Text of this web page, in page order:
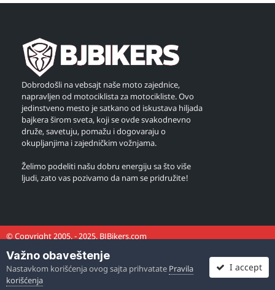
Dobrodošli na vebsajt naše moto zajednice,
napravljen od motociklista za motocikliste. Ovo
jedinstveno mesto je satkano od iskustava hiljada
bajkera širom sveta, koji se ovde svakodnevno
druže, savetuju, pomažu i dogovaraju o
okupljanjima i zajedničkim vožnjama.
Želimo podeliti našu dobru energiju sa što više
ljudi, zato vas pozivamo da nam se pridružite!
© Copyright 2005. - 2025. BJBikers.com
Važno obaveštenje
Nastavkom korišćenja ovog sajta prihvatate Pravila
korišćenja
I accept